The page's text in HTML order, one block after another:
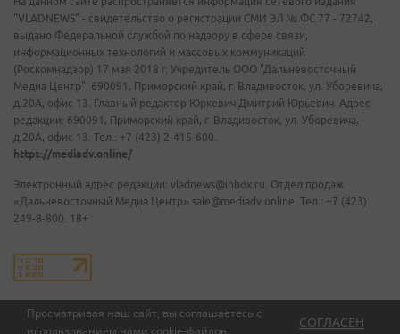
Просматривая наш сайт, вы соглашаетесь с
использованием нами cookie-файлов
СОГЛАСЕН
"VLADNEWS" - свидетельство о регистрации СМИ ЭЛ № ФС 77 - 72742,
выдано Федеральной службой по надзору в сфере связи,
информационных технологий и массовых коммуникаций
(Роскомнадзор) 17 мая 2018 г. Учредитель ООО "Дальневосточный
Медиа Центр". 690091, Приморский край, г. Владивосток, ул. Уборевича,
д.20А, офис 13. Главный редактор Юркевич Дмитрий Юрьевич. Адрес
редакции: 690091, Приморский край, г. Владивосток, ул. Уборевича,
д.20А, офис 13. Тел.: +7 (423) 2-415-600.
https://mediadv.online/
Электронный адрес редакции: vladnews@inbox.ru. Отдел продаж
«Дальневосточный Медиа Центр» sale@mediadv.online. Тел.: +7 (423)
249-8-800. 18+